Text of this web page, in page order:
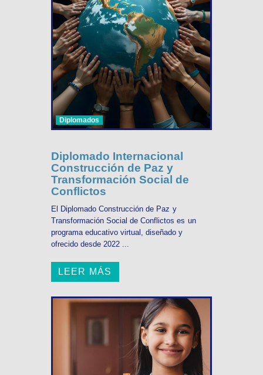
Diplomados
Diplomado Internacional
Construcción de Paz y
Transformación Social de
Conflictos
El Diplomado Construcción de Paz y
Transformación Social de Conflictos es un
programa educativo virtual, diseñado y
ofrecido desde 2022 ...
LEER MÁS